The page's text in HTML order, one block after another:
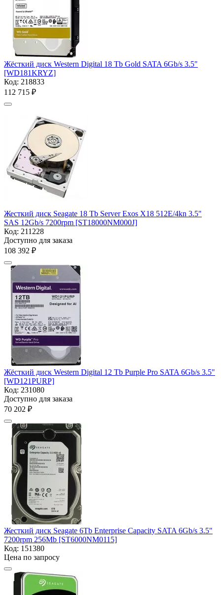
Жёсткий диск Western Digital 18 Tb Gold SATA 6Gb/s 3.5"
[WD181KRYZ]
Код: 218833
112 715 ₽
Жесткий диск Seagate 18 Tb Server Exos X18 512E/4kn 3.5"
SAS 12Gb/s 7200rpm [ST18000NM000J]
Код: 211228
Доступно для заказа
108 392 ₽
Жёсткий диск Western Digital 12 Tb Purple Pro SATA 6Gb/s 3.5"
[WD121PURP]
Код: 231080
Доступно для заказа
70 202 ₽
Жесткий диск Seagate 6Tb Enterprise Capacity SATA 6Gb/s 3.5"
7200rpm 256Mb [ST6000NM0115]
Код: 151380
Цена по запросу